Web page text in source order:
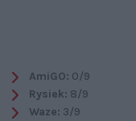
AmiGO: 0/9
Rysiek: 8/9
Waze: 3/9